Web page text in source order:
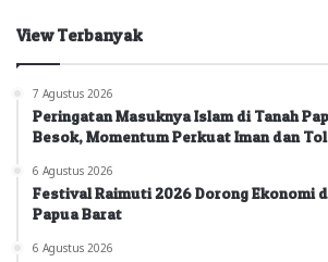
View Terbanyak
7 Agustus 2026
Peringatan Masuknya Islam di Tanah
Besok, Momentum Perkuat Iman dan
6 Agustus 2026
Festival Raimuti 2026 Dorong Ekonomi
Papua Barat
6 Agustus 2026